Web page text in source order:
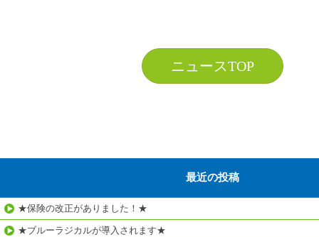
ニュースTOP
最近の投稿
★保険の改正がありました！★
★ブルーラジカルが導入されます★